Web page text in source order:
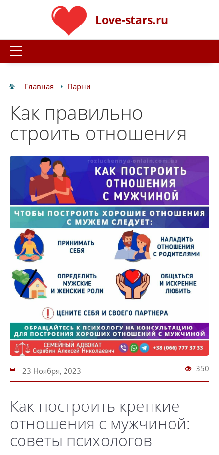
Love-stars.ru
Главная Парни
Как правильно
строить отношения
23 Ноября, 2023 350
Как построить крепкие
отношения с мужчиной:
советы психологов